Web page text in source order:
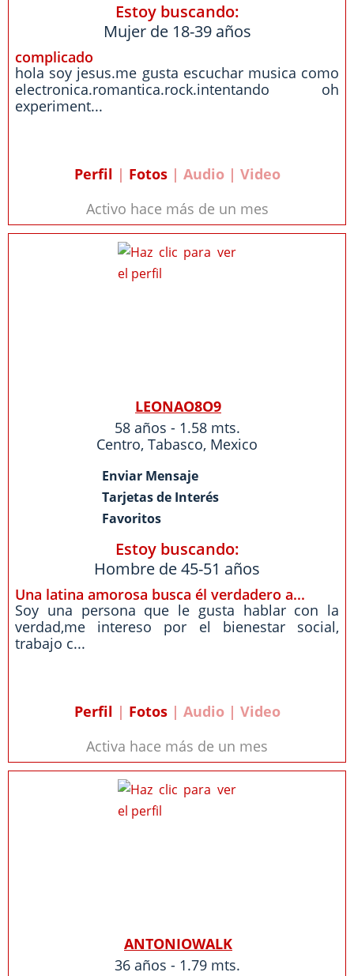
Estoy buscando:
Mujer de 18-39 años
complicado
hola soy jesus.me gusta escuchar musica como
electronica.romantica.rock.intentando oh
experiment...
Perfil | Fotos| Audio | Video
Activo hace más de un mes
LEONAO8O9
58 años - 1.58 mts.
Centro, Tabasco, Mexico
Enviar Mensaje
Tarjetas de Interés
Favoritos
Estoy buscando:
Hombre de 45-51 años
Una latina amorosa busca él verdadero a...
Soy una persona que le gusta hablar con la
verdad,me intereso por el bienestar social,
trabajo c...
Perfil | Fotos| Audio | Video
Activa hace más de un mes
ANTONIOWALK
36 años - 1.79 mts.